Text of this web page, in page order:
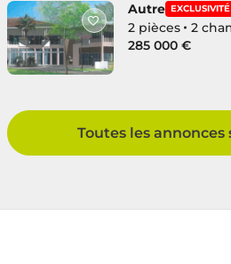
Autre EXCLUSIVITÉ
2 pièces 2
285 000 €
Toutes les annonces